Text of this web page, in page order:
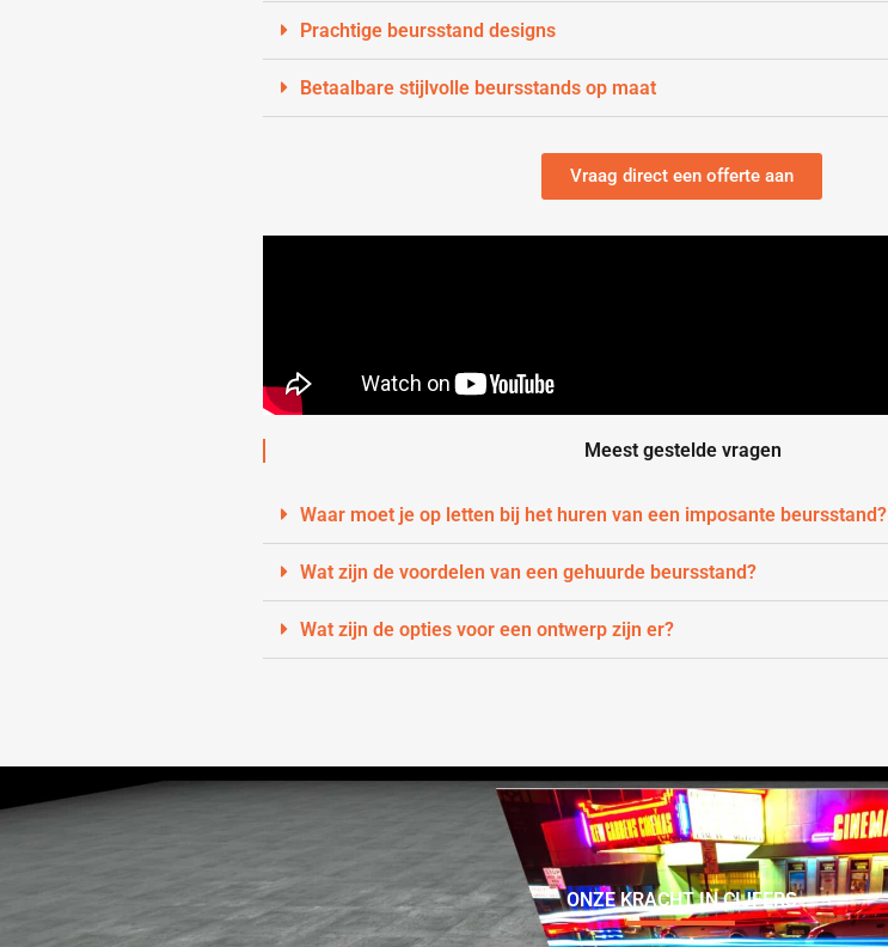
Prachtige beursstand designs
Betaalbare stijlvolle beursstands op maat
Vraag direct een offerte aan
Meest gestelde vragen
Waar moet je op letten bij het huren van een imposante beursstand?
Wat zijn de voordelen van een gehuurde beursstand?
Wat zijn de opties voor een ontwerp zijn er?
ONZE KRACHT IN CIJFERS